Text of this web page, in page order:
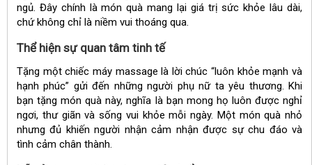
ngủ. Đây chính là món quà mang lại giá trị sức khỏe lâu dài,
chứ không chỉ là niềm vui thoáng qua.
Thể hiện sự quan tâm tinh tế
Tặng một chiếc máy massage là lời chúc “luôn khỏe mạnh và
hạnh phúc” gửi đến những người phụ nữ ta yêu thương. Khi
bạn tặng món quà này, nghĩa là bạn mong họ luôn được nghỉ
ngơi, thư giãn và sống vui khỏe mỗi ngày. Một món quà nhỏ
nhưng đủ khiến người nhận cảm nhận được sự chu đáo và
tình cảm chân thành.